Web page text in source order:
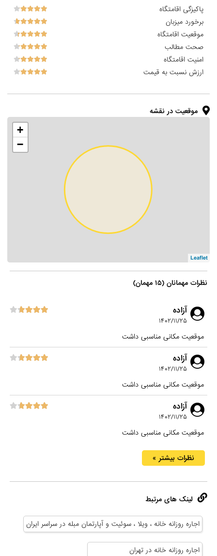
پاکیزگی اقامتگاه
برخورد میزبان
موقعیت اقامتگاه
صحت مطالب
امنیت اقامتگاه
ارزش نسبت به قیمت
موقعیت در نقشه
+
−
Leaflet
نظرات مهمانان (۱۵ مهمان)
آزاده
۱۴۰۲/۱۱/۲۵
موقعیت مکانی مناسبی داشت
آزاده
۱۴۰۲/۱۱/۲۵
موقعیت مکانی مناسبی داشت
آزاده
۱۴۰۲/۱۱/۲۵
موقعیت مکانی مناسبی داشت
نظرات بیشتر »
لینک های مرتبط
اجاره روزانه خانه ، ویلا ، سوئیت و آپارتمان مبله در سراسر ایران
اجاره روزانه خانه در تهران